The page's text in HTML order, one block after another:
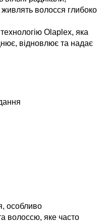
живлять волосся глибоко
Olaplex, яка
відновлює та надає
особливо
волоссю, яке часто